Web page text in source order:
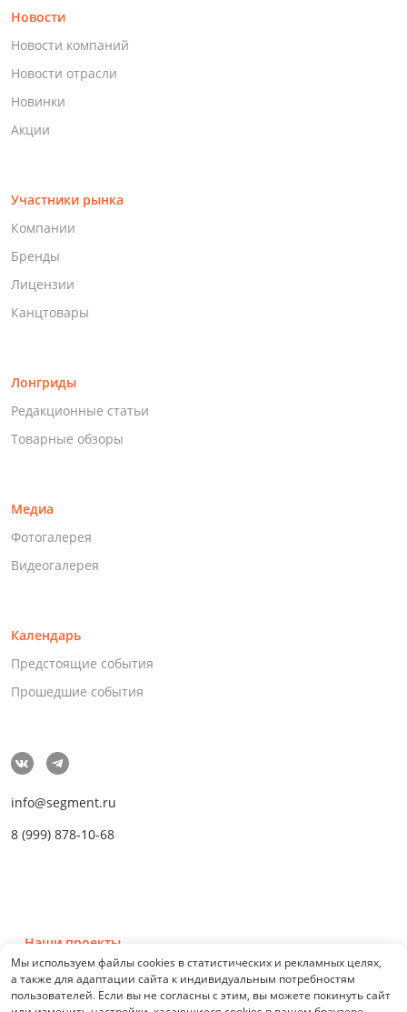
Новости
Новости компаний
Новости отрасли
Новинки
Акции
Участники рынка
Компании
Бренды
Лицензии
Канцтовары
Лонгриды
Редакционные статьи
Товарные обзоры
Медиа
Фотогалерея
Видеогалерея
Календарь
Предстоящие события
Прошедшие события
info@segment.ru
8 (999) 878-10-68
Наши проекты
Мы используем файлы cookies в статистических и рекламных целях,
а также для адаптации сайта к индивидуальным потребностям
пользователей. Если вы не согласны с этим, вы можете покинуть сайт